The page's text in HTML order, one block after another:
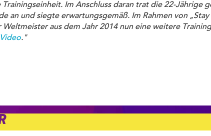
Im Anschluss daran trat die 22-Jährige
an und siegte erwartungsgemäß. Im Rahmen von
aus dem Jahr 2014 nun eine weitere
."